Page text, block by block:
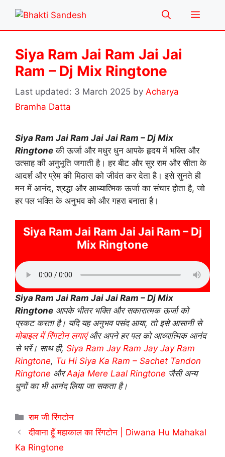
content
Menu
Siya Ram Jai Ram Jai Jai
Ram – Dj Mix Ringtone
3 March 2025 by Acharya
Bramha Datta
Siya Ram Jai Ram Jai Jai Ram – Dj Mix
Ringtone की ऊर्जा और मधुर धुन आपके हृदय में भक्ति और
उत्साह की अनुभूति जगाती है। हर बीट और सुर राम और सीता के
आदर्श और प्रेम की मिठास को जीवंत कर देता है। इसे सुनते ही
मन में आनंद, श्रद्धा और आध्यात्मिक ऊर्जा का संचार होता है, जो
हर पल भक्ति के अनुभव को और गहरा बनाता है।
Siya Ram Jai Ram Jai Jai Ram – Dj
Mix Ringtone
Siya Ram Jai Ram Jai Jai Ram – Dj Mix
Ringtone आपके भीतर भक्ति और सकारात्मक ऊर्जा को
प्रकट करता है। यदि यह अनुभव पसंद आया, तो इसे आसानी से
मोबाइल में रिंगटोन लगाएंऔर अपने हर पल को आध्यात्मिक आनंद
से भरें। साथ ही, Siya Ram Jay Ram Jay Jay Ram
Ringtone, Tu Hi Siya Ka Ram – Sachet Tandon
Ringtone औरAaja Mere Laal Ringtone जैसी अन्य
धुनों का भी आनंद लिया जा सकता है।
Categories
राम जी रिंगटोन
दीवाना हूँ महाकाल का रिंगटोन | Diwana Hu Mahakal
Ka Ringtone